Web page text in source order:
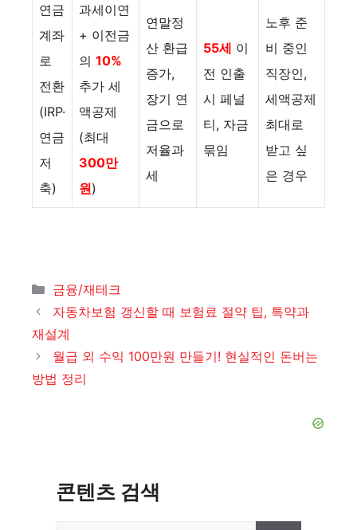
연금
계좌
로
전환
(IRP·
연금
저
축)
과세이연
+ 이전금
의 10%
추가 세
액공제
(최대
300만
원)
연말정
산 환급
증가,
장기 연
금으로
저율과
세
55세 이
전 인출
시 페널
티, 자금
묶임
노후 준
비 중인
직장인,
세액공제
최대로
받고 싶
은 경우
카
테
리
금융/재테크
자동차보험 갱신할 때 보험료 절약 팁, 특약과
재설계
월급 외 수익 100만원 만들기! 현실적인 돈버는
방법 정리
콘텐츠 검색